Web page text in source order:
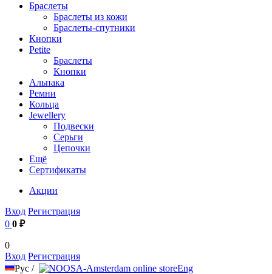
Браслеты
Браслеты из кожи
Браслеты-спутники
Кнопки
Petite
Браслеты
Кнопки
Альпака
Ремни
Кольца
Jewellery
Подвески
Серьги
Цепочки
Ещё
Сертификаты
Акции
Вход Регистрация
0 0 ₽
0
Вход Регистрация
Рус / Eng